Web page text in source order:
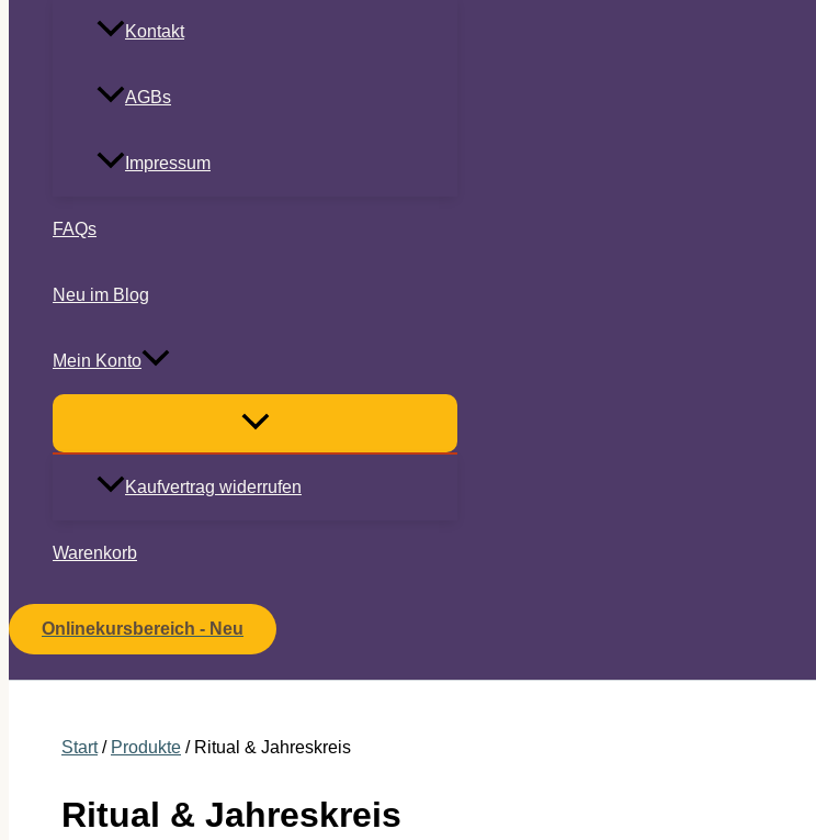
Kontakt
AGBs
Impressum
FAQs
Neu im Blog
Mein Konto
Kaufvertrag widerrufen
Warenkorb
Onlinekursbereich - Neu
Start/ Produkte / Ritual & Jahreskreis
Ritual & Jahreskreis